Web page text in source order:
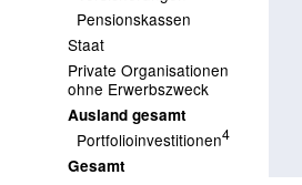
Pensionskassen
Staat
Private Organisationen
ohne Erwerbszweck
Ausland gesamt
Portfolioinvestitionen4
Gesamt